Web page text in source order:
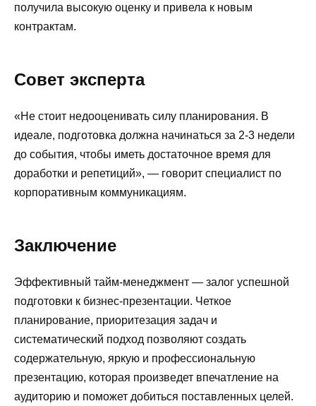
получила высокую оценку и привела к новым
контрактам.
Совет эксперта
«Не стоит недооценивать силу планирования. В
идеале, подготовка должна начинаться за 2-3 недели
до события, чтобы иметь достаточное время для
доработки и репетиций», — говорит специалист по
корпоративным коммуникациям.
Заключение
Эффективный тайм-менеджмент — залог успешной
подготовки к бизнес-презентации. Четкое
планирование, приоритезация задач и
систематический подход позволяют создать
содержательную, яркую и профессиональную
презентацию, которая произведет впечатление на
аудиторию и поможет добиться поставленных целей.